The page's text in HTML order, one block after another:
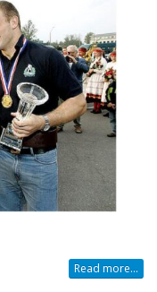
Read more...